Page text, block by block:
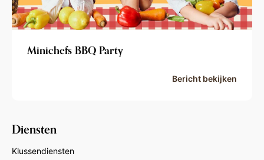
Minichefs BBQ Party
Bericht bekijken
Diensten
Klussendiensten